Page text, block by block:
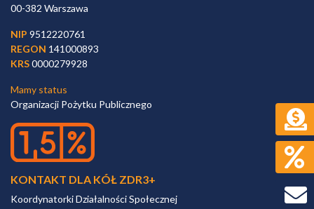
00-382 Warszawa
NIP 9512220761
REGON 141000893
KRS0000279928
Mamy status
Organizacji Pożytku Publicznego
KONTAKT DLA KÓŁ ZDR3+
Koordynatorki Działalności Społecznej